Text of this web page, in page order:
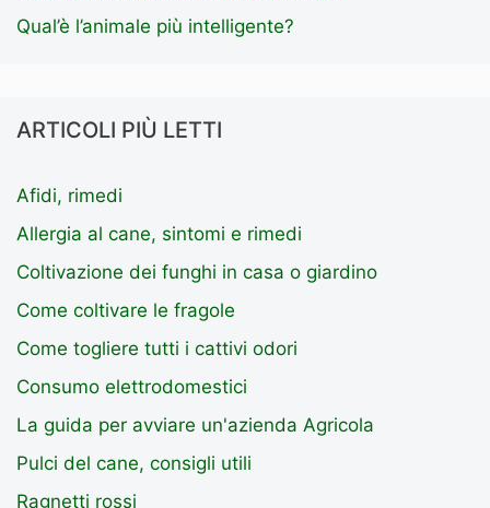
Qual’è l’animale più intelligente?
ARTICOLI PIÙ LETTI
Afidi, rimedi
Allergia al cane, sintomi e rimedi
Coltivazione dei funghi in casa o giardino
Come coltivare le fragole
Come togliere tutti i cattivi odori
Consumo elettrodomestici
La guida per avviare un'azienda Agricola
Pulci del cane, consigli utili
Ragnetti rossi